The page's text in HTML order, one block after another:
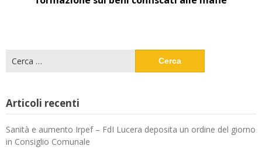
per:
Articoli recenti
Sanità e aumento Irpef – FdI Lucera deposita un ordine del giorno
in Consiglio Comunale